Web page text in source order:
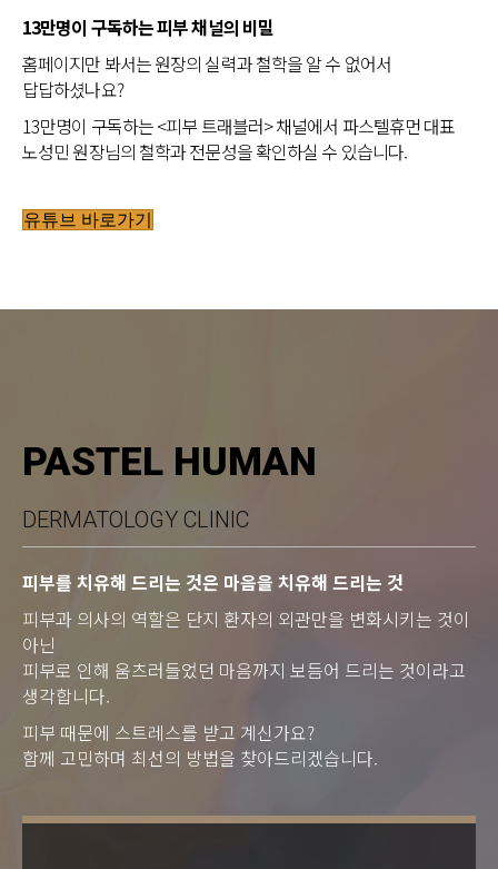
13만명이 구독하는 피부 채널의 비밀
홈페이지만 봐서는 원장의 실력과 철학을 알 수 없어서
답답하셨나요?
13만명이 구독하는 <피부 트래블러> 채널에서 파스텔휴먼 대표
노성민 원장님의 철학과 전문성을 확인하실 수 있습니다.
유튜브 바로가기
PASTEL HUMAN
DERMATOLOGY CLINIC
피부를 치유해 드리는 것은 마음을 치유해 드리는 것
피부과 의사의 역할은 단지 환자의 외관만을 변화시키는 것이
아닌
피부로 인해 움츠러들었던 마음까지 보듬어 드리는 것이라고
생각합니다.
피부 때문에 스트레스를 받고 계신가요?
함께 고민하며 최선의 방법을 찾아드리겠습니다.